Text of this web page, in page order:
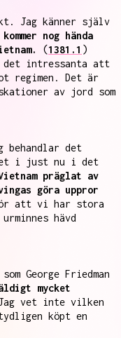
Jag känner själv
nog hända
(1381.1 )
det intressanta att
regimen. Det är
av jord som
det
i just nu i det
präglat av
göra uppror
att vi har stora
hävd
George Friedman
mycket
vet inte vilken
köpt en